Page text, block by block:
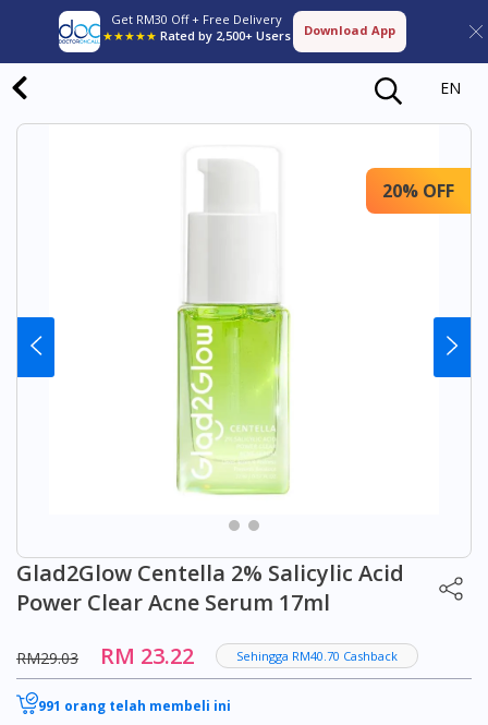
Get RM30 Off + Free Delivery
★★★★★ Rated by 2,500+ Users Download App
EN
20% OFF
Glad2Glow Centella 2% Salicylic Acid
Power Clear Acne Serum 17ml
RM29.03 RM 23.22 Sehingga RM40.70 Cashback
991 orang telah membeli ini